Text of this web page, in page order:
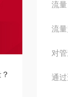
流
流
对
通